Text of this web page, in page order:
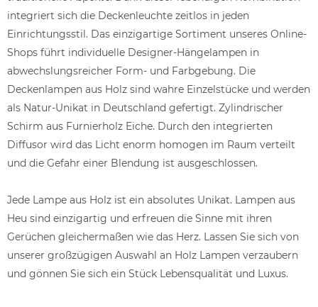
integriert sich die Deckenleuchte zeitlos in jeden
Einrichtungsstil. Das einzigartige Sortiment unseres Online-
Shops führt individuelle Designer-Hängelampen in
abwechslungsreicher Form- und Farbgebung. Die
Deckenlampen aus Holz sind wahre Einzelstücke und werden
als Natur-Unikat in Deutschland gefertigt. Zylindrischer
Schirm aus Furnierholz Eiche. Durch den integrierten
Diffusor wird das Licht enorm homogen im Raum verteilt
und die Gefahr einer Blendung ist ausgeschlossen.
Jede Lampe aus Holz ist ein absolutes Unikat. Lampen aus
Heu sind einzigartig und erfreuen die Sinne mit ihren
Gerüchen gleichermaßen wie das Herz. Lassen Sie sich von
unserer großzügigen Auswahl an Holz Lampen verzaubern
und gönnen Sie sich ein Stück Lebensqualität und Luxus.